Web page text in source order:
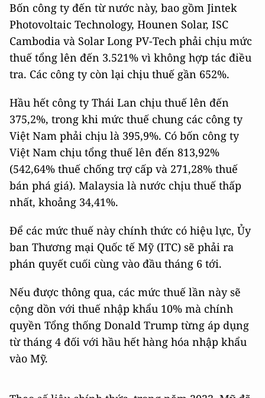
Bốn công ty đến từ nước này, bao gồm Jintek
Photovoltaic Technology, Hounen Solar, ISC
Cambodia và Solar Long PV-Tech phải chịu mức
thuế tổng lên đến 3.521% vì không hợp tác điều
tra. Các công ty còn lại chịu thuế gần 652%.
Hầu hết công ty Thái Lan chịu thuế lên đến
375,2%, trong khi mức thuế chung các công ty
Việt Nam phải chịu là 395,9%. Có bốn công ty
Việt Nam chịu tổng thuế lên đến 813,92%
(542,64% thuế chống trợ cấp và 271,28% thuế
bán phá giá). Malaysia là nước chịu thuế thấp
nhất, khoảng 34,41%.
Để các mức thuế này chính thức có hiệu lực, Ủy
ban Thương mại Quốc tế Mỹ (ITC) sẽ phải ra
phán quyết cuối cùng vào đầu tháng 6 tới.
Nếu được thông qua, các mức thuế lần này sẽ
cộng dồn với thuế nhập khẩu 10% mà chính
quyền Tổng thống Donald Trump từng áp dụng
từ tháng 4 đối với hầu hết hàng hóa nhập khẩu
vào Mỹ.